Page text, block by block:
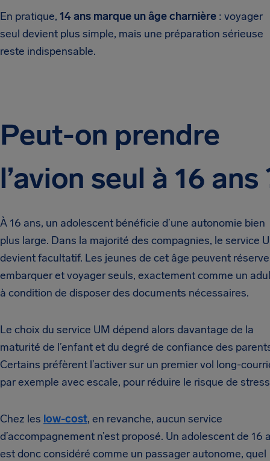
En pratique, 14 ans marque un âge charnière : voyager
seul devient plus simple, mais une préparation sérieuse
reste indispensable.
Peut-on prendre
l’avion seul à 16 ans
À 16 ans, un adolescent bénéficie d’une autonomie bien
plus large. Dans la majorité des compagnies, le service
devient facultatif. Les jeunes de cet âge peuvent
embarquer et voyager seuls, exactement comme un
à condition de disposer des documents nécessaires.
Le choix du service UM dépend alors davantage de la
maturité de l’enfant et du degré de confiance des
Certains préfèrent l’activer sur un premier vol long-
par exemple avec escale, pour réduire le risque de
Chez les low-cost, en revanche, aucun service
d’accompagnement n’est proposé. Un adolescent de 16
est donc considéré comme un passager autonome, quel